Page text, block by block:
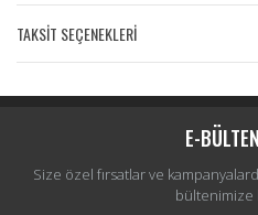
Yorum
TAKSİT SEÇENEKLERİ
E-
Size özel fırsatlar ve
bültenimize